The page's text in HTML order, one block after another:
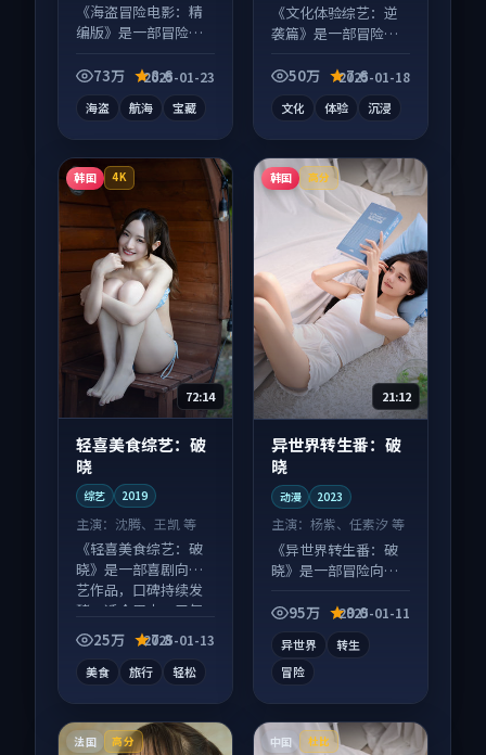
《海盗冒险电影：精
编版》是一部冒险向
信息量大，适合沉浸
73万 8.6
2025-01-23
海盗 航海 宝藏
《文化体验综艺：逆
袭篇》是一部冒险向
度高，适合配弹幕观
50万 7.6
2025-01-18
文化 体验 沉浸
韩国 4K
72:14
轻喜美食综艺：破
晓
综艺 2019
主演： 沈腾、王凯 等
《轻喜美食综艺：破
晓》是一部喜剧向综
艺作品，口碑持续发
酵，适合周末一口气
刷完。
25万 7.8
2025-01-13
美食 旅行 轻松
韩国 高分
21:12
异世界转生番：破
晓
动漫 2023
主演：杨紫、任素汐 等
《异世界转生番：破
晓》是一部冒险向动
全，观感爽快不拖
95万 9.0
2025-01-11
异世界
转生
冒险
法国 高分 中国 杜比